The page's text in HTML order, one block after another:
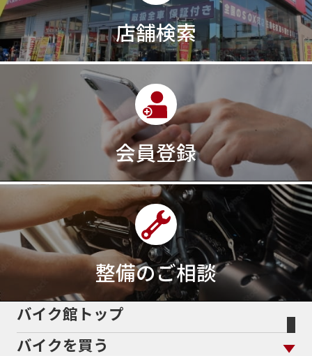
30th記念モデル30万以下30周年
30周年記念モデル313cc320台限定
320ｃｃ350cc35ps390390ADVENTURE
390DUKE390アドベンチャー
3気筒エンジン
3気筒クロスプレーン3点パニア
3輪スポーツバイク400400X ABS400cc
400ccアメリカン400アメリカン
400ｃｃスポーツ400ｃｃモタード
43馬力464848ps4D94V 4ストローク
4ミニ4月4気筒5/31 5000円 500cc
50cc
50cc新車50cc限定50th Anniversary
50thAnniversary50th記念モデル50周年
50周年記念モデル5600シリーズ
5インチカラーTFT液晶5バルブ5月600cc
60Thモデル 60th
61馬力636cc
店舗検索
会員登録
整備のご相談
バイク館トップ
バイクを買う